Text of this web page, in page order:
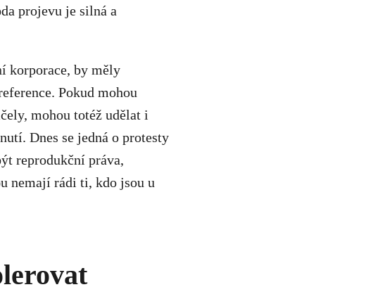
projevu je silná a
korporace, by měly
Pokud mohou
mohou totéž udělat i
Dnes se jedná o protesty
reprodukční práva,
nemají rádi ti, kdo jsou u